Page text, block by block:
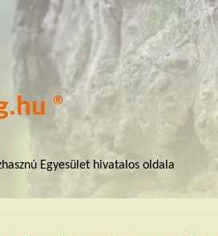
®
Egyesület hivatalos oldala